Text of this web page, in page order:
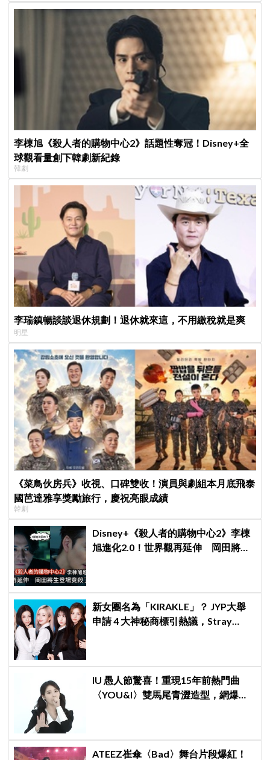
李棟旭《殺人者的購物中心2》話題性奪冠！Disney+全
球觀看量創下韓劇新紀錄
韓劇
李瑞鎮暢談談退休規劃！退休就來這，不用繳稅就是爽
明星
《菜鳥伙房兵》收視、口碑雙收！演員與劇組本月底飛泰
國芭達雅享獎勵旅行，慶祝亮眼成績
韓劇
Disney+《殺人者的購物中心2》李棟
旭進化2.0！世界觀再延伸 岡田將生
新女團名為「KIRAKLE」？ JYP大舉
申請 4 大神秘商標引熱議，Stray
IU 愚人節驚喜！重現15年前熱門曲
〈YOU&I〉雙馬尾青澀造型，網爆
ATEEZ崔傘〈Bad〉舞台片段爆紅！